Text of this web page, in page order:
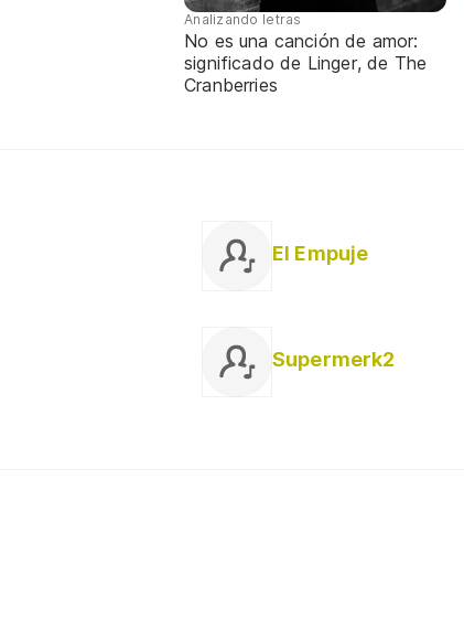
Analizando letras
No es una canción de amor:
significado de Linger, de The
Cranberries
El Empuje
Supermerk2